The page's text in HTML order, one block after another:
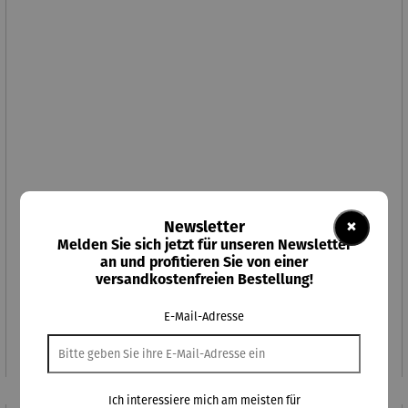
"Ruhrpott-Brotzeit" kleines 2tlg.-Set inkl. Brotzeitmesser
Regulärer Preis:
21,95 €
×
Newsletter
Melden Sie sich jetzt für unseren Newsletter
an und profitieren Sie von einer
versandkostenfreien Bestellung!
E-Mail-Adresse
Ich interessiere mich am meisten für